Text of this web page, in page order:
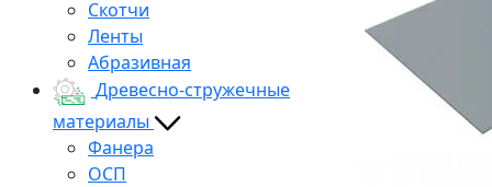
Скотчи
Ленты
Абразивная
Древесно-стружечные
материалы
Фанера
ОСП